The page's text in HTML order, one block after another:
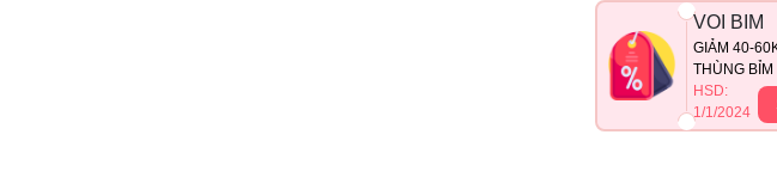
VOI BIM
GIẢM 40-
THÙNG BỈM
HSD:
1/1/2024